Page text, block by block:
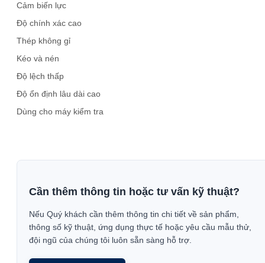
Cảm biến lực
Độ chính xác cao
Thép không gỉ
Kéo và nén
Độ lệch thấp
Độ ổn định lâu dài cao
Dùng cho máy kiểm tra
Cần thêm thông tin hoặc tư vấn kỹ thuật?
Nếu Quý khách cần thêm thông tin chi tiết về sản phẩm,
thông số kỹ thuật, ứng dụng thực tế hoặc yêu cầu mẫu thử,
đội ngũ của chúng tôi luôn sẵn sàng hỗ trợ.